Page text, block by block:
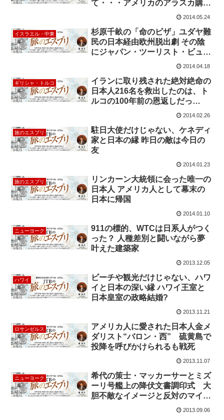
て・・・アメリカのアラスカ購入
の陰に実は日本の存在があっ2014.05.24
イスラエル・中東
杉原千畝の「命のビザ」ユダヤ難
民の日本経由欧州脱出劇 その陰
にジャパン・ツーリスト・ビュー
2014.04.18
ギリシャ・トルコ
イランに取り残された絶対絶命の
日本人216名を救出したのは、ト
ルコの100年前の恩返しだっ
2014.02.26
旅のエスプリ
駐日大使だけじゃない、ケネディ
家と日本の縁 昨日の敵は今日の
友
2014.01.23
旅のエスプリ
リンカーン大統領に会った唯一の
日本人 アメリカ人として幕末の
日本に帰国
2014.01.10
ニューヨーク
911の標的、WTCは日系人がつく
った？ 人種差別と闘いながら夢
叶えた建築家
2013.12.05
ハワイ
ビーチや観光だけじゃない、ハワ
イと日本の深い縁 ハワイ王室と
日本皇室の政略結婚?
2013.11.21
ロサンゼルス
アメリカ人に愛された日本人金メ
ダリスト“バロン・西” 硫黄島で
投降を呼びかけられるも戦死
2013.11.07
ニューヨーク
希代の策士・マッカーサーとミズ
ーリ号艦上の降伏文書調印式 大
胆不敵なイメージと反対のマイク
2013.09.06